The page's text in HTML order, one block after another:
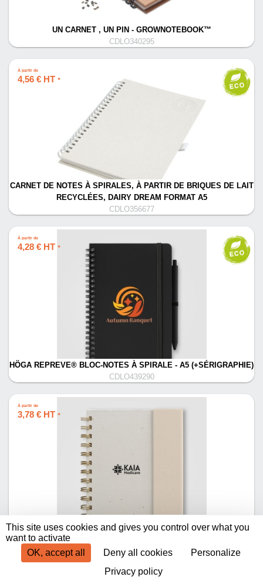
UN CARNET , UN PIN - GROWNOTEBOOK™
CDLO340295
À partir de
4,56 € HT *
CARNET DE NOTES À SPIRALES, À PARTIR DE BRIQUES DE LAIT
RECYCLÉES, DAIRY DREAM FORMAT A5
CDLO356677
À partir de
4,28 € HT *
HÖGA REPREVE® BLOC-NOTES À SPIRALE - A5 (+SÉRIGRAPHIE)
CDLO439290
À partir de
3,78 € HT *
NOTES ADHÉSIVES - B6 (+SÉRIGRAPHIE)
This site uses cookies and gives you control over what you
want to activate
OK, accept all
Deny all cookies
Personalize
Privacy policy